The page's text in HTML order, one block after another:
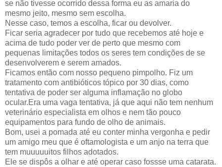
se não tivesse ocorrido dessa forma eu as amaria do
mesmo jeito, mesmo sem escolha.
Nesse caso, temos a escolha, ficar ou devolver.
Ficar seria agradecer por tudo que recebemos até hoje e
acima de tudo poder ver de perto que mesmo com
pequenas limitações todos os seres tem condições de se
desenvolverem e serem amados.
Ficamos então com nosso pequeno pimpolho. Fiz um
tratamento com antibióticos tópico por 30 dias, como
tentativa de poder ser alguma inflamação no globo
ocular.Era uma vaga tentativa, já que aqui não tem nenhum
veterinário especialista em olhos e nem tão pouco
equipamentos para fundo de olho de animais.
Bom, usei a pomada até eu conter minha vergonha e pedir
um amigo meu que é oftamologista e um anjo na terra que
tem muuuuuitos filhos adotados.
Ele se dispôs a olhar e até operar caso fossse uma catarata.